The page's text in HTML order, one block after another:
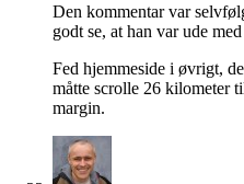
Den kommentar var
godt se, at han var ude
Fed hjemmeside i øvrigt,
måtte scrolle 26 kilometer
margin.